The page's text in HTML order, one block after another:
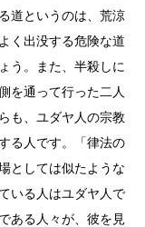
道というのは、荒涼
く出没する危険な道
う。また、半殺しに
を通って行った二人
も、ユダヤ人の宗教
る人です。「律法の
としては似たような
いる人はユダヤ人で
ある人々が、彼を見